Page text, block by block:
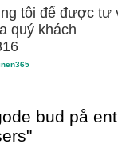
tôi để được tư
quý khách
bud på